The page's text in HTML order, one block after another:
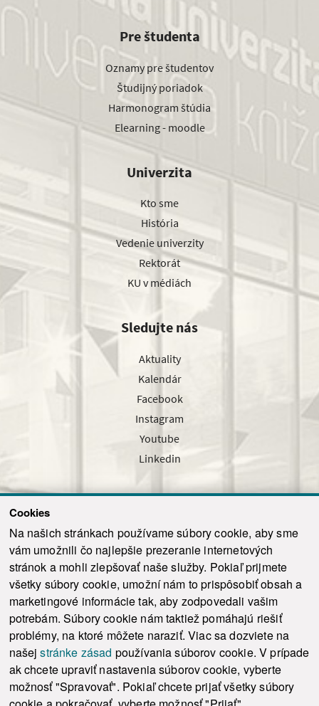
Cookies
Na našich stránkach používame súbory cookie, aby sme
vám umožnili čo najlepšie prezeranie internetových
stránok a mohli zlepšovať naše služby. Pokiaľ prijmete
všetky súbory cookie, umožní nám to prispôsobiť obsah a
marketingové informácie tak, aby zodpovedali vašim
potrebám. Súbory cookie nám taktiež pomáhajú riešiť
problémy, na ktoré môžete naraziť. Viac sa dozviete na
našejstránke zásad používania súborov cookie. V prípade
ak chcete upraviť nastavenia súborov cookie, vyberte
možnosť "Spravovať". Pokiaľ chcete prijať všetky súbory
Pre študenta
Oznamy pre študentov
Študijný poriadok
Harmonogram štúdia
Elearning - moodle
Univerzita
Kto sme
História
Vedenie univerzity
Rektorát
KU v médiách
Sledujte nás
Aktuality
Kalendár
Facebook
Instagram
Youtube
Linkedin
Odoslať
© 2021-2026 ku.sk. Všetky práva vyhradené. | Ochrana osobných údajov
Vyhlásenie o prístupnosti |
Admin
This site is protected by reCAPTCHA and the Google Privacy Policy and Terms of
Service
apply.